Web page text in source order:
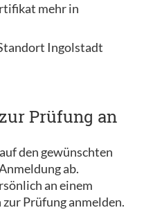
mehr in
Ingolstadt
Prüfung an
den gewünschten
ab.
an einem
Prüfung anmelden.